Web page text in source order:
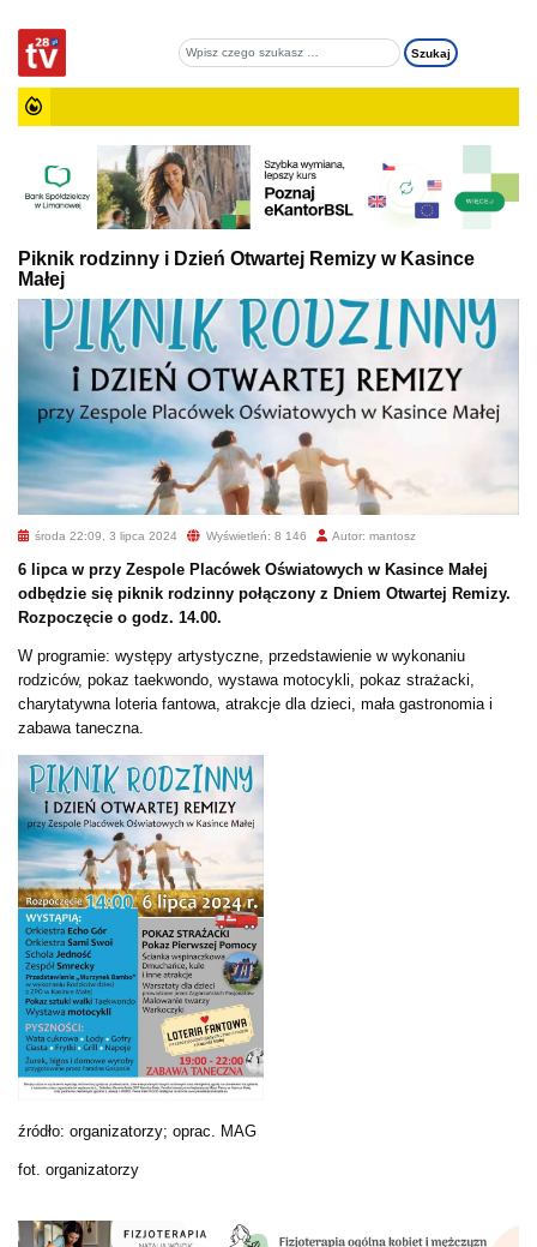
Piknik rodzinny i Dzień Otwartej Remizy w Kasince
Małej
środa 22:09, 3 lipca 2024 Wyświetleń: 8 146 Autor: mantosz
6 lipca w przy Zespole Placówek Oświatowych w Kasince Małej
odbędzie się piknik rodzinny połączony z Dniem Otwartej Remizy.
Rozpoczęcie o godz. 14.00.
W programie: występy artystyczne, przedstawienie w wykonaniu
rodziców, pokaz taekwondo, wystawa motocykli, pokaz strażacki,
charytatywna loteria fantowa, atrakcje dla dzieci, mała gastronomia i
zabawa taneczna.
źródło: organizatorzy; oprac. MAG
fot. organizatorzy